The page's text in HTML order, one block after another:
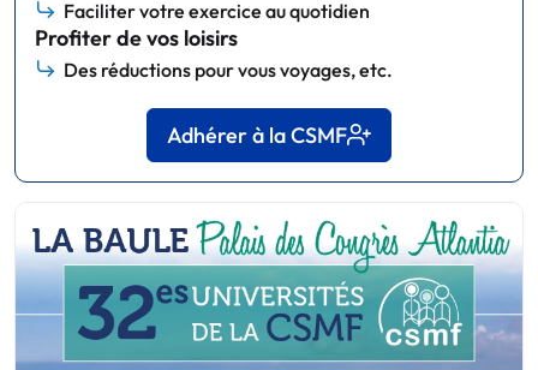
Faciliter votre exercice au quotidien
Profiter de vos loisirs
Des réductions pour vous voyages, etc.
Adhérer à la CSMF